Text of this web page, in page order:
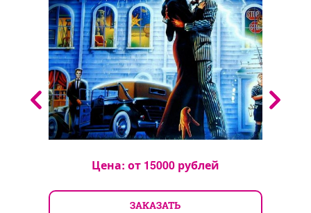
Цена: от 15000рублей
ЗАКАЗАТЬ